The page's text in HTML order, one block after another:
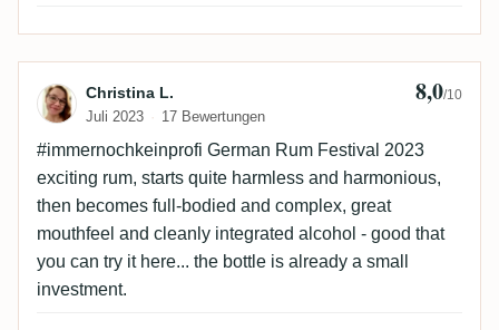
Bewertung von Christina L.
Christina L.
Juli 2023 17 Bewertungen
8,0/10
#immernochkeinprofi German Rum Festival 2023
exciting rum, starts quite harmless and harmonious,
then becomes full-bodied and complex, great
mouthfeel and cleanly integrated alcohol - good that
you can try it here... the bottle is already a small
investment.